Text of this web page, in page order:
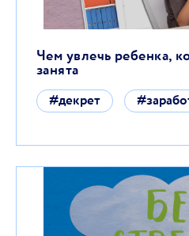
Чем увлечь ребенка,
занята
#декрет